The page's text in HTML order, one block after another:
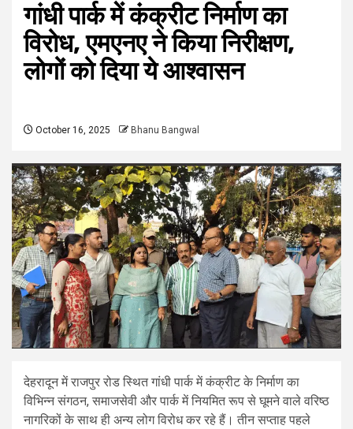
गांधी पार्क में कंक्रीट निर्माण का
विरोध, एमएनए ने किया निरीक्षण,
लोगों को दिया ये आश्वासन
October 16, 2025 Bhanu Bangwal
देहरादून में राजपुर रोड स्थित गांधी पार्क में कंक्रीट के निर्माण का
विभिन्न संगठन, समाजसेवी और पार्क में नियमित रूप से घूमने वाले वरिष्ठ
नागरिकों के साथ ही अन्य लोग विरोध कर रहे हैं। तीन सप्ताह पहले